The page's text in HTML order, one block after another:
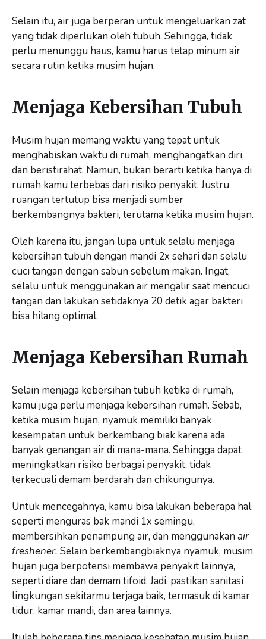
Selain itu, air juga berperan untuk mengeluarkan zat
yang tidak diperlukan oleh tubuh. Sehingga, tidak
perlu menunggu haus, kamu harus tetap minum air
secara rutin ketika musim hujan.
Menjaga Kebersihan Tubuh
Musim hujan memang waktu yang tepat untuk
menghabiskan waktu di rumah, menghangatkan diri,
dan beristirahat. Namun, bukan berarti ketika hanya di
rumah kamu terbebas dari risiko penyakit. Justru
ruangan tertutup bisa menjadi sumber
berkembangnya bakteri, terutama ketika musim hujan.
Oleh karena itu, jangan lupa untuk selalu menjaga
kebersihan tubuh dengan mandi 2x sehari dan selalu
cuci tangan dengan sabun sebelum makan. Ingat,
selalu untuk menggunakan air mengalir saat mencuci
tangan dan lakukan setidaknya 20 detik agar bakteri
bisa hilang optimal.
Menjaga Kebersihan Rumah
Selain menjaga kebersihan tubuh ketika di rumah,
kamu juga perlu menjaga kebersihan rumah. Sebab,
ketika musim hujan, nyamuk memiliki banyak
kesempatan untuk berkembang biak karena ada
banyak genangan air di mana-mana. Sehingga dapat
meningkatkan risiko berbagai penyakit, tidak
terkecuali demam berdarah dan chikungunya.
Untuk mencegahnya, kamu bisa lakukan beberapa hal
seperti menguras bak mandi 1x semingu,
membersihkan penampung air, dan menggunakan air
freshener. Selain berkembangbiaknya nyamuk, musim
hujan juga berpotensi membawa penyakit lainnya,
seperti diare dan demam tifoid. Jadi, pastikan sanitasi
lingkungan sekitarmu terjaga baik, termasuk di kamar
tidur, kamar mandi, dan area lainnya.